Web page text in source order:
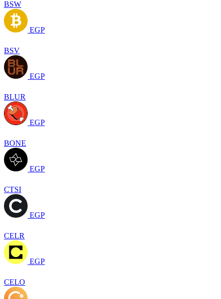
BSW
EGP
BSV
EGP
BLUR
EGP
BONE
EGP
CTSI
EGP
CELR
EGP
CELO